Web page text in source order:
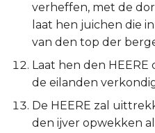
3 Johannes
Judas
verheffen, met de
laat hen juichen die
van den top der
Laat hen den HEERE
de eilanden
De HEERE zal
den ijver opwekken